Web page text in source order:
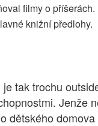
filmy o
knižní předlohy.
tak trochu
Jenže
dětského